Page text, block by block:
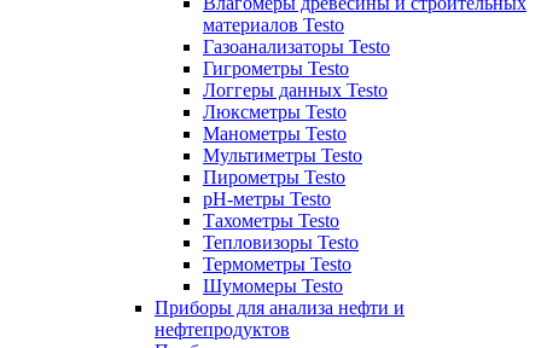
материалов Testo
Газоанализаторы Testo
Гигрометры Testo
Логгеры данных Testo
Люксметры Testo
Манометры Testo
Мультиметры Testo
Пирометры Testo
pH-метры Testo
Тахометры Testo
Тепловизоры Testo
Термометры Testo
Шумомеры Testo
Приборы для анализа нефти и
нефтепродуктов